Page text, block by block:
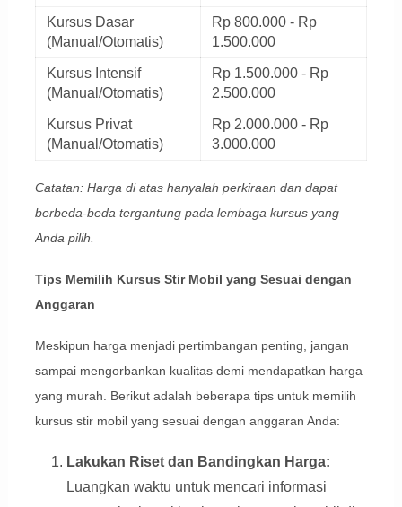
Kursus Dasar
(Manual/Otomatis)
Rp 800.000 - Rp
1.500.000
Kursus Intensif
(Manual/Otomatis)
Rp 1.500.000 - Rp
2.500.000
Kursus Privat
(Manual/Otomatis)
Rp 2.000.000 - Rp
3.000.000
Catatan: Harga di atas hanyalah perkiraan dan dapat
berbeda-beda tergantung pada lembaga kursus yang
Anda pilih.
Tips Memilih Kursus Stir Mobil yang Sesuai dengan
Anggaran
Meskipun harga menjadi pertimbangan penting, jangan
sampai mengorbankan kualitas demi mendapatkan harga
yang murah. Berikut adalah beberapa tips untuk memilih
kursus stir mobil yang sesuai dengan anggaran Anda:
Lakukan Riset dan Bandingkan Harga:
Luangkan waktu untuk mencari informasi